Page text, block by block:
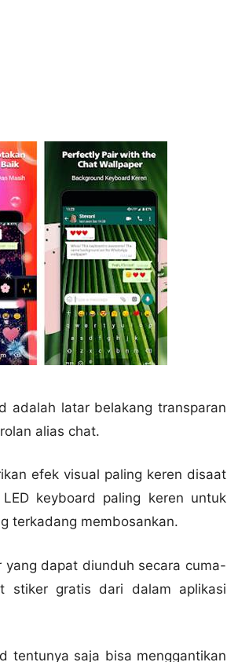
adalah latar belakang transparan
alias chat.
efek visual paling keren disaat
keyboard paling keren untuk
terkadang membosankan.
dapat diunduh secara cuma-
stiker gratis dari dalam aplikasi
tentunya saja bisa menggantikan